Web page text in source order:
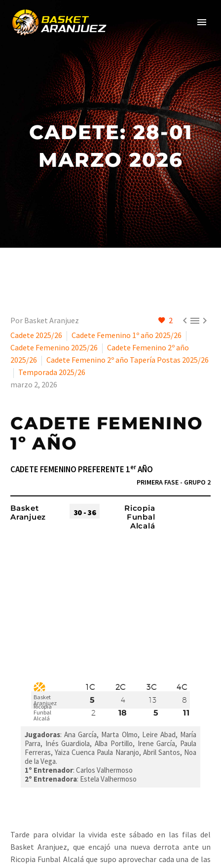
CADETE: 28-01
MARZO 2026
2 
Por Basket Aranjuez
Cadete 2025/26
Cadete Femenino 1º año 2025/26
Cadete Femenino 2025/26
Cadete Femenino 2º año
2025/26
Cadete Femenino 2º año Tapería Postas 2025/26
Temporada 2025/26
marzo 2, 2026
CADETE FEMENINO
1º AÑO
CADETE FEMENINO PREFERENTE 1erAÑO
PRIMERA FASE - GRUPO 2
Basket
Aranjuez
30 - 36
Ricopia
Funbal
Alcalá
1C 2C 3C 4C
Basket
Aranjuez
5 4 13 8
Ricopia
Funbal
Alcalá
2 18 5 11
Jugadoras:Ana García, Marta Olmo, Leire Abad, María
Parra, Inés Guardiola, Alba Portillo, Irene García, Paula
Ferreras, Yaiza Cuenca Paula Naranjo, Abril Santos, Noa
de la Vega.
1º Entrenador: Carlos Valhermoso
2º Entrenadora: Estela Valhermoso
Tarde para olvidar la vivida este sábado en las filas del
Basket Aranjuez, que encajó una nueva derrota ante un
Ricopia Funbal Alcalá que supo aprovechar cada una de las